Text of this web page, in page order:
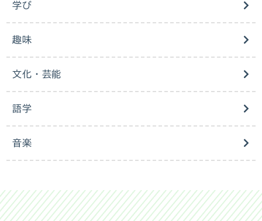
学び
趣味
文化・芸能
語学
音楽